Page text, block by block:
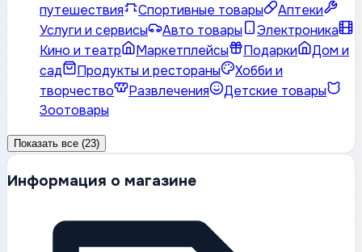
путешествия
Спортивные товары
Аптеки
Услуги и сервисы
Авто товары
Электроника
Кино и театр
Маркетплейсы Подарки
Дом и
сад
Продукты и рестораны
Хобби и
творчество
Развлечения
Детские товары
Зоотовары
Показать все (23)
Информация о магазине